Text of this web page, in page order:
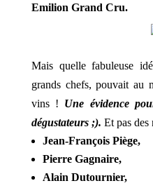
Emilion Grand Cru.
Mais quelle fabuleuse
grands chefs, pouvait au
vins ! Une évidence
dégustateurs ;). Et pas des
Jean-François Piège,
Pierre Gagnaire,
Alain Dutournier,